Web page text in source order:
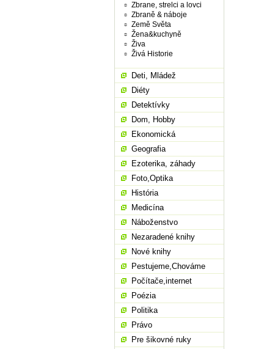
Zbrane, strelci a lovci
Zbraně & náboje
Země Světa
Žena&kuchyně
Živa
Živá Historie
Deti, Mládež
Diéty
Detektívky
Dom, Hobby
Ekonomická
Geografia
Ezoterika, záhady
Foto,Optika
História
Medicína
Náboženstvo
Nezaradené knihy
Nové knihy
Pestujeme,Chováme
Počítače,internet
Poézia
Politika
Právo
Pre šikovné ruky